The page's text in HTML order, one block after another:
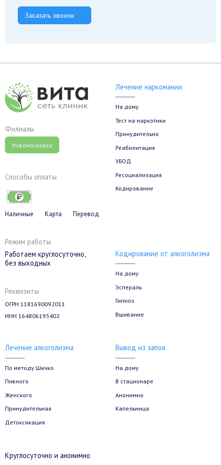
Заказать звонок
Филиалы
Новомосковск
Способы оплаты
Наличные Карта Перевод
Режим работы
Работаем круглосуточно,
без выходных
Реквизиты
ОГРН 1181690092011
ИНН 164806195402
Лечение наркомании
На дому
Тест на наркотики
Принудительно
Реабилитация
УБОД
Ресоциализация
Кодирование
Кодирование от алкоголизма
На дому
Эспераль
Гипноз
Вшивание
Лечение алкоголизма
По методу Шичко
Пивного
Женского
Принудительная
Детоксикация
Вывод из запоя
На дому
В стационаре
Анонимно
Капельница
Круглосуточно и анонимно